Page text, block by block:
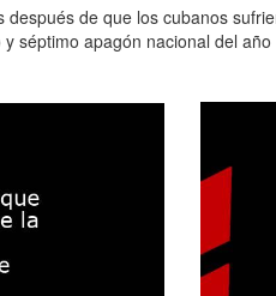
de que los cubanos
séptimo apagón nacional del año